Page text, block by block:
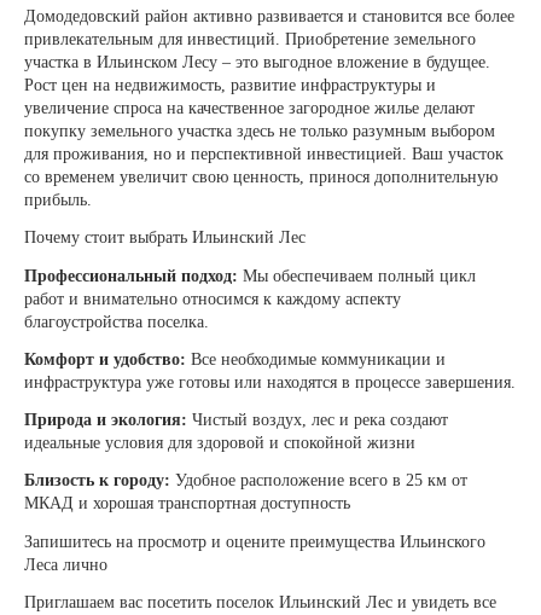
Домодедовский район активно развивается и становится все более
привлекательным для инвестиций. Приобретение земельного
участка в Ильинском Лесу – это выгодное вложение в будущее.
Рост цен на недвижимость, развитие инфраструктуры и
увеличение спроса на качественное загородное жилье делают
покупку земельного участка здесь не только разумным выбором
для проживания, но и перспективной инвестицией. Ваш участок
со временем увеличит свою ценность, принося дополнительную
прибыль.
Почему стоит выбрать Ильинский Лес
Профессиональный подход: Мы обеспечиваем полный цикл
работ и внимательно относимся к каждому аспекту
благоустройства поселка.
Комфорт и удобство: Все необходимые коммуникации и
инфраструктура уже готовы или находятся в процессе завершения.
Природа и экология: Чистый воздух, лес и река создают
идеальные условия для здоровой и спокойной жизни
Близость к городу: Удобное расположение всего в 25 км от
МКАД и хорошая транспортная доступность
Запишитесь на просмотр и оцените преимущества Ильинского
Леса лично
Приглашаем вас посетить поселок Ильинский Лес и увидеть все